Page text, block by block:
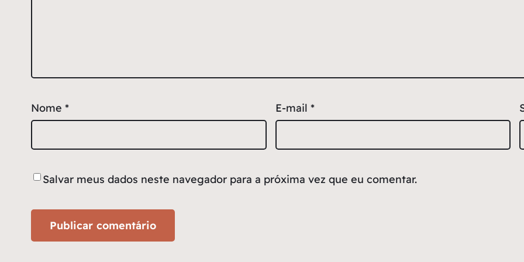
Nome * E-mail *
Salvar meus dados neste navegador para a próxima vez que eu comentar.